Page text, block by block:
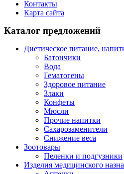
Контакты
Карта сайта
Каталог предложений
Диетическое питание,
Батончики
Вода
Гематогены
Здоровое питание
Злаки
Конфеты
Мюсли
Прочие напитки
Сахарозаменители
Снижение веса
Зоотовары
Пеленки и подгузники
Изделия медицинского